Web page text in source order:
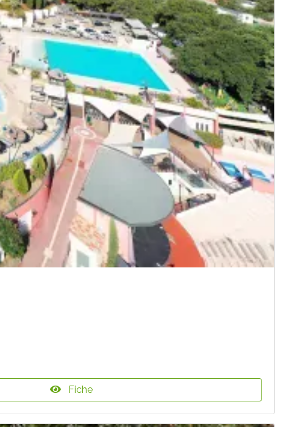
Fiche